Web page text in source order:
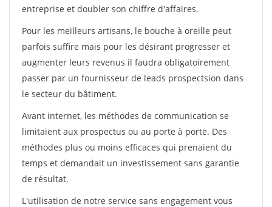
entreprise et doubler son chiffre d'affaires.
Pour les meilleurs artisans, le bouche à oreille peut
parfois suffire mais pour les désirant progresser et
augmenter leurs revenus il faudra obligatoirement
passer par un fournisseur de leads prospectsion dans
le secteur du bâtiment.
Avant internet, les méthodes de communication se
limitaient aux prospectus ou au porte à porte. Des
méthodes plus ou moins efficaces qui prenaient du
temps et demandait un investissement sans garantie
de résultat.
L'utilisation de notre service sans engagement vous